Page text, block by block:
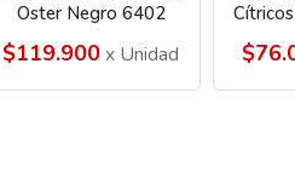
Oster Negro 6402
$119.900x Unidad